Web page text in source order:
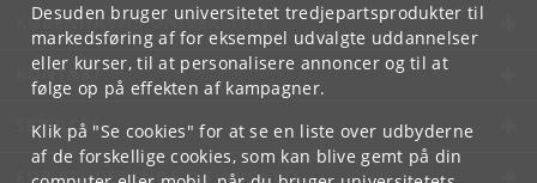
Desuden bruger universitetet tredjepartsprodukter til
markedsføring af for eksempel udvalgte uddannelser
eller kurser, til at personalisere annoncer og til at
følge op på effekten af kampagner.
Klik på "Se cookies" for at se en liste over udbyderne
af de forskellige cookies, som kan blive gemt på din
KØBENHAVNS UNIVERSITET
KONTAKT
SERVICES
FOR STUDERENDE OG ANSATTE